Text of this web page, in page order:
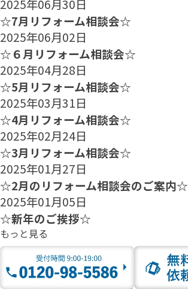
2025年06月30日
☆7月リフォーム相談会☆
2025年06月02日
☆６月リフォーム相談会☆
2025年04月28日
☆5月リフォーム相談会☆
2025年03月31日
☆4月リフォーム相談会☆
2025年02月24日
☆3月リフォーム相談会☆
2025年01月27日
☆2月のリフォーム相談会のご案内☆
2025年01月05日
☆新年のご挨拶☆
もっと見る